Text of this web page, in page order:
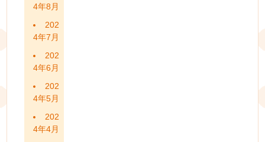
4年8月
202
4年7月
202
4年6月
202
4年5月
202
4年4月